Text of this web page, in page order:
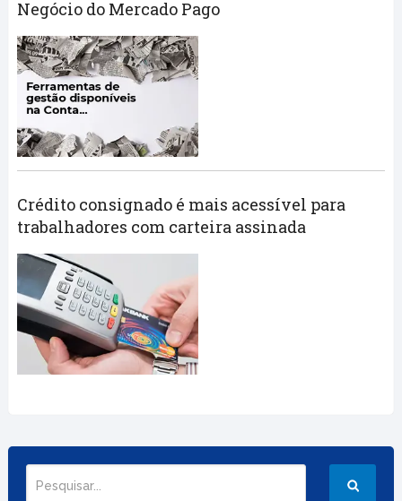
Negócio do Mercado Pago
Crédito consignado é mais acessível para
trabalhadores com carteira assinada